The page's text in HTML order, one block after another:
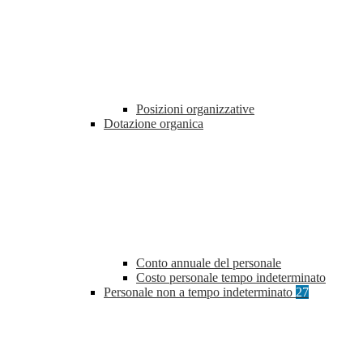
Posizioni organizzative
Dotazione organica
Conto annuale del personale
Costo personale tempo indeterminato
Personale non a tempo indeterminato 27